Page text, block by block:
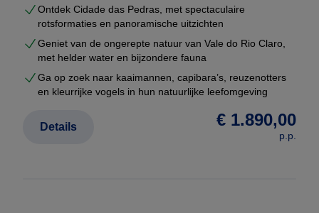
een pakketreis.
Bij Brazilië Reis Specialist is dat niet het geval.
contracten werken wij zonder dure tussenschakels.
aanbieden tegen dezelfde (of vaak betere) prijzen
Ontdek Cidade das Pedras, met spectaculaire
rotsformaties en panoramische uitzichten
Geniet van de ongerepte natuur van Vale do Rio Claro,
met helder water en bijzondere fauna
Ga op zoek naar kaaimannen, capibara’s, reuzenotters
en kleurrijke vogels in hun natuurlijke leefomgeving
€ 1.890,00
p.p.
Details